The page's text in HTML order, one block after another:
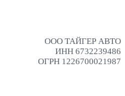
ООО ТАЙГЕР АВТО
ИНН 6732239486
ОГРН 1226700021987